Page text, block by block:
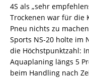
4S als „sehr
Trockenen war für die
Pneu nichts zu
Sports NS-20 holte im
die Höchstpunktzahl:
Aquaplaning längs 5
beim Handling nach